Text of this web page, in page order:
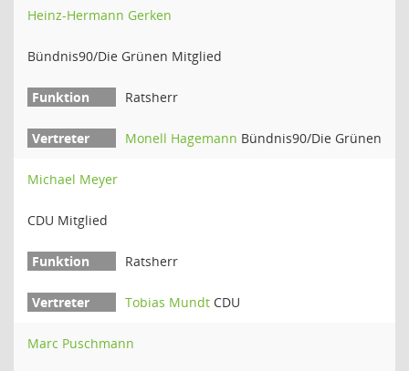
Heinz-Hermann Gerken
Bündnis90/Die Grünen Mitglied
Ratsherr
Monell Hagemann Bündnis90/Die Grünen
Michael Meyer
CDU Mitglied
Ratsherr
Tobias Mundt CDU
Marc Puschmann